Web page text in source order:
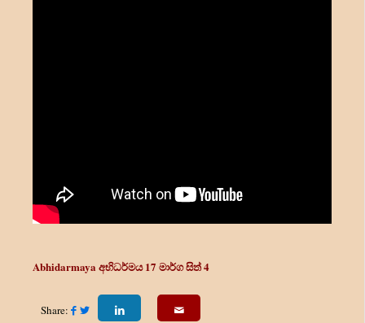
Abhidarmaya අභිධර්මය 17 මාර්ග සිත් 4
Share: